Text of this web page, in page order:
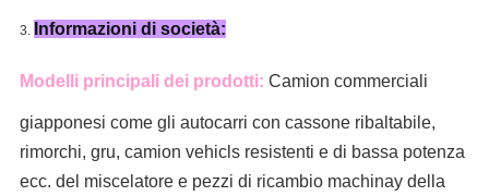
3. Informazioni di società:
Modelli principali dei prodotti: Camion commerciali
giapponesi come gli autocarri con cassone ribaltabile,
rimorchi, gru, camion vehicls resistenti e di bassa potenza
ecc. del miscelatoree pezzi di ricambio machinay della